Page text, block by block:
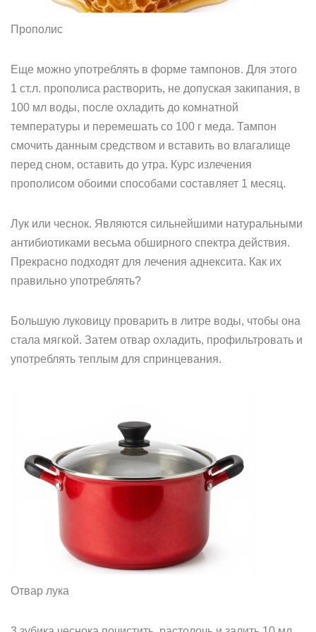
Прополис
Еще можно употреблять в форме тампонов. Для этого
1 ст.л. прополиса растворить, не допуская закипания, в
100 мл воды, после охладить до комнатной
температуры и перемешать со 100 г меда. Тампон
смочить данным средством и вставить во влагалище
перед сном, оставить до утра. Курс излечения
прополисом обоими способами составляет 1 месяц.
Лук или чеснок. Являются сильнейшими натуральными
антибиотиками весьма обширного спектра действия.
Прекрасно подходят для лечения аднексита. Как их
правильно употреблять?
Большую луковицу проварить в литре воды, чтобы она
стала мягкой. Затем отвар охладить, профильтровать и
употреблять теплым для спринцевания.
Отвар лука